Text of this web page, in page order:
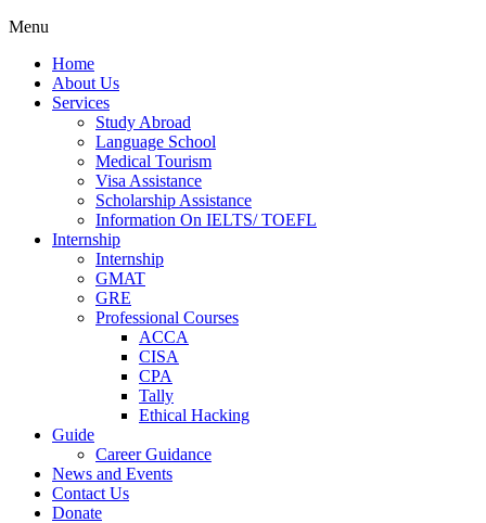
Menu
Home
About Us
Services
Study Abroad
Language School
Medical Tourism
Visa Assistance
Scholarship Assistance
Information On IELTS/ TOEFL
Internship
Internship
GMAT
GRE
Professional Courses
ACCA
CISA
CPA
Tally
Ethical Hacking
Guide
Career Guidance
News and Events
Contact Us
Donate